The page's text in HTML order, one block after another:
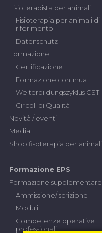
Fisioterapista per animali
Fisioterapia per animali di
riferimento
Datenschutz
Formazione
Certificazione
Formazione continua
Weiterbildungszyklus CST
Circoli di Qualità
Novità / eventi
Media
Shop fisoterapia per animali
Formazione EPS
Formazione supplementare
Ammissione/Iscrizione
Moduli
Competenze operative
professionali